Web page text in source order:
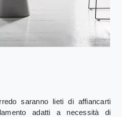
saranno lieti di affiancarti
adatti a necessità di